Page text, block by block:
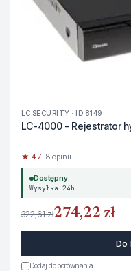
LC SECURITY · ID 8149
LC-4000 - Rejestrator
★ 4.7· 8 opinii
Dostępny
Wysyłka 24h
322,61 zł274,22 zł
Do
Dodaj do porównania